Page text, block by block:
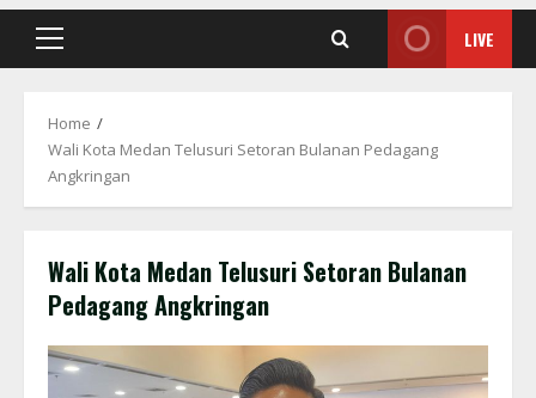
Primary
LIVE
Home
Wali Kota Medan Telusuri Setoran Bulanan Pedagang
Angkringan
Wali Kota Medan Telusuri Setoran Bulanan
Pedagang Angkringan